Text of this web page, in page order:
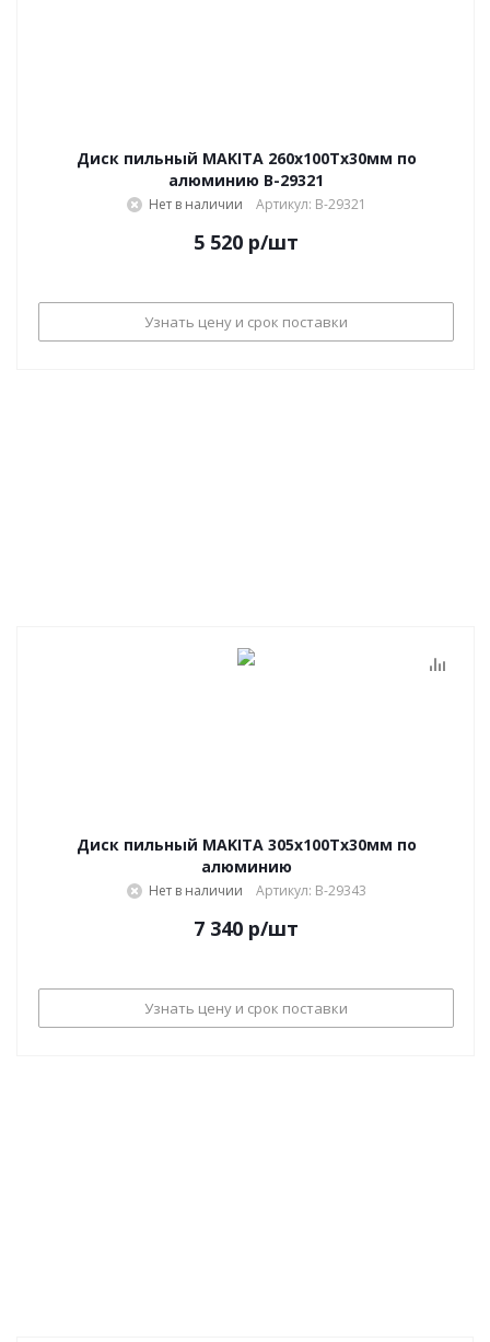
Диск пильный MAKITA 260х100Тх30мм по
алюминию B-29321
Нет в наличии Артикул: B-29321
5 520 р/шт
Узнать цену и срок поставки
Диск пильный MAKITA 305х100Тх30мм по
алюминию
Нет в наличии Артикул: B-29343
7 340 р/шт
Узнать цену и срок поставки